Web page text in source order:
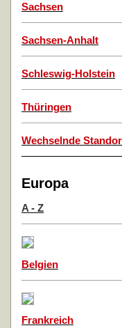
Sachsen
Sachsen-Anhalt
Schleswig-Holstein
Thüringen
Wechselnde
Europa
A - Z
Belgien
Frankreich